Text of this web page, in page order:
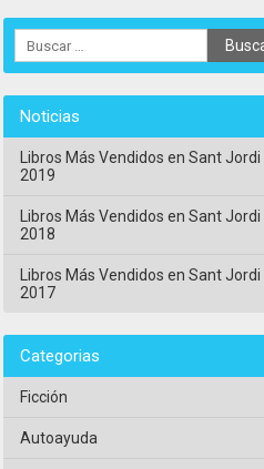
Noticias
Libros Más Vendidos en Sant Jordi
2019
Libros Más Vendidos en Sant Jordi
2018
Libros Más Vendidos en Sant Jordi
2017
Categorias
Ficción
Autoayuda